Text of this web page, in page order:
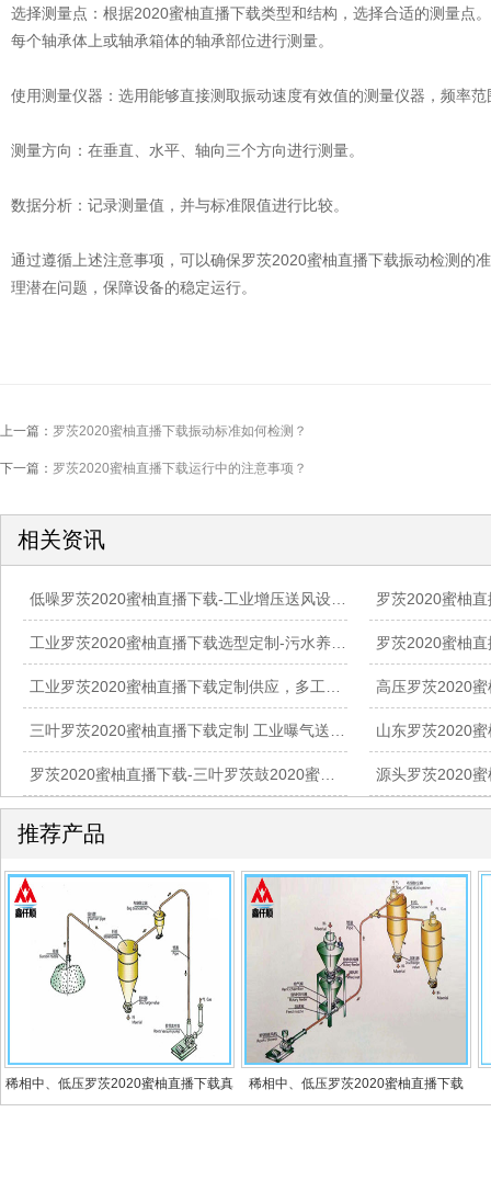
选择测量点：根据2020蜜柚直播下载类型和结构，选择合适的测量点
每个轴承体上或轴承箱体的轴承部位进行测量。
使用测量仪器：选用能够直接测取振动速度有效值的测量仪器，频率
测量方向：在垂直、水平、轴向三个方向进行测量。
数据分析：记录测量值，并与标准限值进行比较。
通过遵循上述注意事项，可以确保罗茨2020蜜柚直播下载振动检测的
理潜在问题，保障设备的稳定运行。
上一篇： 罗茨2020蜜柚直播下载振动标准如何检测？
下一篇： 罗茨2020蜜柚直播下载运行中的注意事项？
相关资讯
推荐产品
稀相中、低压罗茨2020蜜柚直播下载真 稀相中、低压罗茨2020蜜柚直播下载